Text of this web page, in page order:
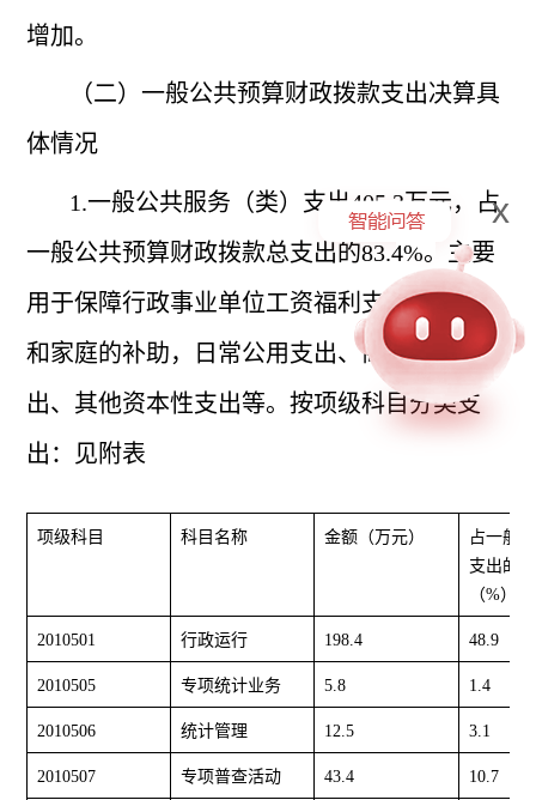
增加。
（二）一般公共预算财政拨款支出决算具
体情况
1.一般公共服务（类）支出405.3万元，占
一般公共预算财政拨款总支出的83.4%。主要
用于保障行政事业单位工资福利支出和对个人
和家庭的补助，日常公用支出、商品和服务支
出、其他资本性支出等。按项级科目分类支
出：见附表
项级科目 科目名称 金额（万元）
占一般
支出的
（%）
2010501 行政运行 198.4 48.9
2010505 专项统计业务 5.8 1.4
2010506 统计管理 12.5 3.1
2010507 专项普查活动 43.4 10.7
x